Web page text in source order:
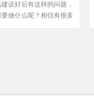
设好后有这样的问题，
做什么呢？相信有很多